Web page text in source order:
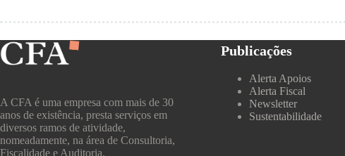
A CFA é uma empresa com mais de 30
anos de existência, presta serviços em
diversos ramos de atividade,
nomeadamente, na área de Consultoria,
Fiscalidade e Auditoria.
Publicações
Alerta Apoios
Alerta Fiscal
Newsletter
Sustentabilidade